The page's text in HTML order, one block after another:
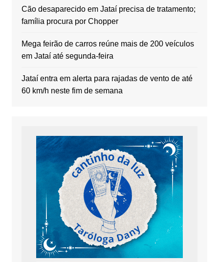
Cão desaparecido em Jataí precisa de tratamento;
família procura por Chopper
Mega feirão de carros reúne mais de 200 veículos
em Jataí até segunda-feira
Jataí entra em alerta para rajadas de vento de até
60 km/h neste fim de semana